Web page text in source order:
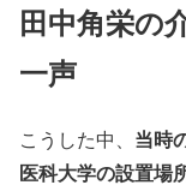
田中角栄の
一声
こうした中、 当時
医科大学の設置場